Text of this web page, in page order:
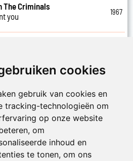
cookies
gebruik van cookies en
tracking-technologieën om
op onze website
om
inhoud en
te tonen, om ons
The Criminals
you
1967